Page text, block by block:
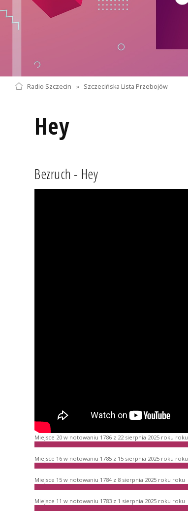
Radio Szczecin » Szczecińska Lista Przebojów
Hey
Bezruch - Hey
Miejsce 20 w notowaniu 1786 z 22 sierpnia 2025 roku roku
Miejsce 16 w notowaniu 1785 z 15 sierpnia 2025 roku roku
Miejsce 15 w notowaniu 1784 z 8 sierpnia 2025 roku roku
Miejsce 11 w notowaniu 1783 z 1 sierpnia 2025 roku roku